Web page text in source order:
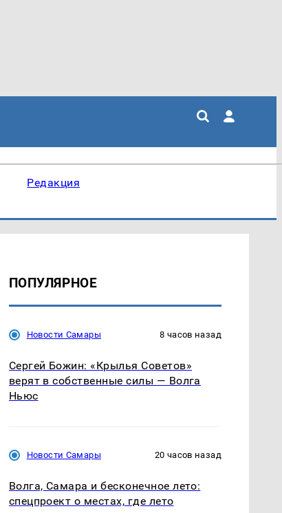
Редакция
ПОПУЛЯРНОЕ
Новости Самары 8 часов назад
Сергей Божин: «Крылья Советов»
верят в собственные силы — Волга
Ньюс
Новости Самары 20 часов назад
Волга, Самара и бесконечное лето:
спецпроект о местах, где лето